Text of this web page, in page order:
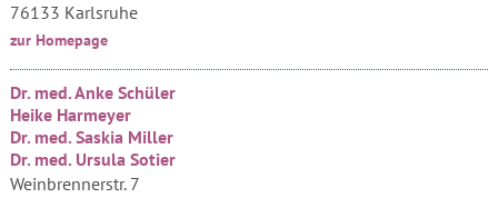
76133 Karlsruhe
zur Homepage
Dr. med. Anke Schüler
Heike Harmeyer
Dr. med. Saskia Miller
Dr. med. Ursula Sotier
Weinbrennerstr. 7